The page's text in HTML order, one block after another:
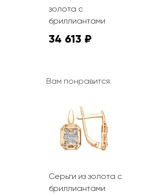
золота с
бриллиантами
34 613 ₽
Вам понравится:
Серьги из золота с
бриллиантами